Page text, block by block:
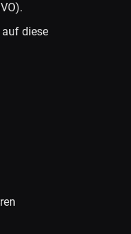
diese